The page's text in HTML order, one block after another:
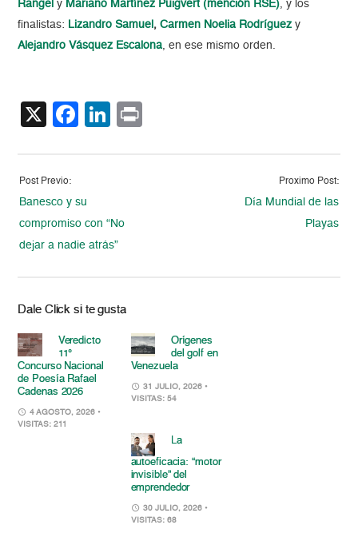
Rangel y Mariano Martínez Puigvert (mención RSE), y los
finalistas: Lizandro Samuel ,Carmen Noelia Rodríguez y
Alejandro Vásquez Escalona, en ese mismo orden.
X Facebook
LinkedIn
Post Previo:
Banesco y su
compromiso con “No
dejar a nadie atrás”
Proximo Post:
Día Mundial de las
Playas
Dale Click si te gusta
Veredicto
11°
Concurso Nacional
de Poesía Rafael
Cadenas 2026
4 AGOSTO, 2026 •
VISITAS: 211
Orígenes
del golf en
Venezuela
31 JULIO, 2026 •
VISITAS: 54
La
autoeficacia: “motor
invisible” del
emprendedor
30 JULIO, 2026 •
VISITAS: 68